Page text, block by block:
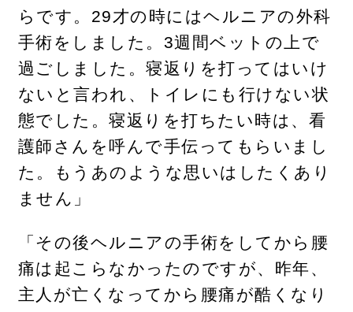
らです。29才の時にはヘルニアの外科
手術をしました。3週間ベットの上で
過ごしました。寝返りを打ってはいけ
ないと言われ、トイレにも行けない状
態でした。寝返りを打ちたい時は、看
護師さんを呼んで手伝ってもらいまし
た。もうあのような思いはしたくあり
ません」
「その後ヘルニアの手術をしてから腰
痛は起こらなかったのですが、昨年、
主人が亡くなってから腰痛が酷くなり